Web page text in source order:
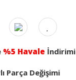
%5 Havale İndirimi
Parça Değişimi